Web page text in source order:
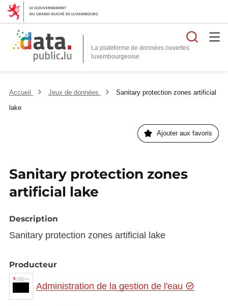
La plateforme de données ouvertes
Accueil Jeux de données
Sanitary protection zones artificial
lake
Ajouter aux favoris
Sanitary protection zones
artificial lake
Description
Sanitary protection zones artificial lake
Producteur
Administration de la gestion de l'eau